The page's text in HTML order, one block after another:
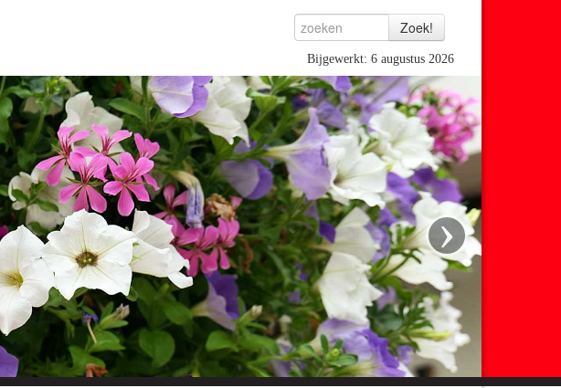
Bijgewerkt: 6 augustus 2026
›